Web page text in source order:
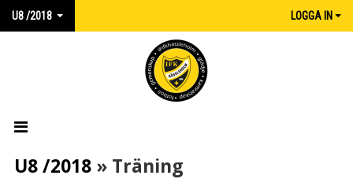
U8 /2018 LOGGA IN
HEM
U8 /2018 » Träning